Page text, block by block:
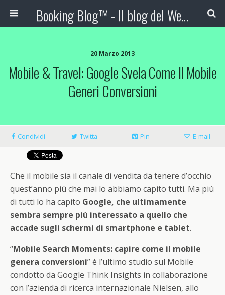
Booking Blog™ - Il blog del Web Marketing Turistico
20 Marzo 2013
Mobile & Travel: Google Svela Come Il Mobile
Generi Conversioni
Condividi Twitta Pin E-mail
Che il mobile sia il canale di vendita da tenere d’occhio
quest’anno più che mai lo abbiamo capito tutti. Ma più
di tutti lo ha capito Google, che ultimamente
sembra sempre più interessato a quello che
accade sugli schermi di smartphone e tablet.
“Mobile Search Moments: capire come il mobile
genera conversioni” è l’ultimo studio sul Mobile
condotto da Google Think Insights in collaborazione
con l’azienda di ricerca internazionale Nielsen, allo